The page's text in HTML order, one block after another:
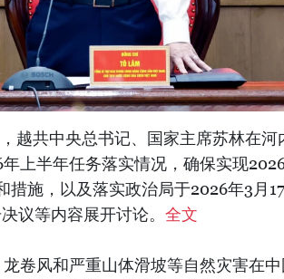
越共中央总书记、国家主席苏林在河
上半年任务落实情况，确保实现
措施，以及落实政治局于2026年3月
议等内容展开讨论。 全文
卷风和严重山体滑坡等自然灾害在